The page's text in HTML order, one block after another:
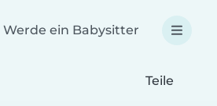
Werde ein Babysitter
Teile